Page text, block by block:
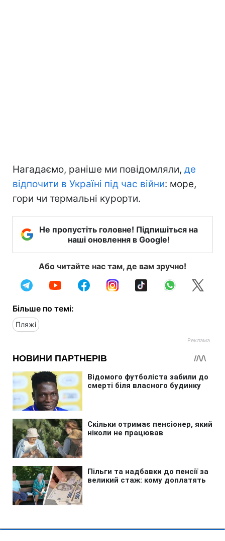
Нагадаємо, раніше ми повідомляли, де
відпочити в Україні під час війни: море,
гори чи термальні курорти.
Не пропустіть головне! Підпишіться на
наші оновлення в Google!
Або читайте нас там, де вам зручно!
Більше по темі:
Пляжі